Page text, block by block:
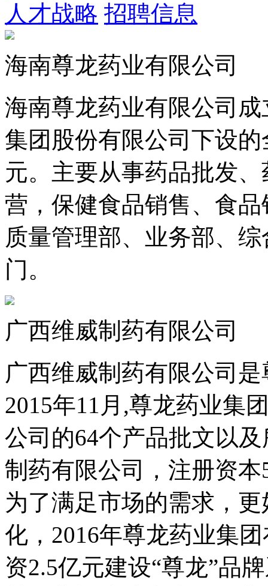
人才战略 招聘信息
海南尊龙药业有限公司
海南尊龙药业有限公司
集团股份有限公司下设
元。主要从事药品批发
营，保健食品销售、食
质量管理部、业务部、
门。
广西维威制药有限公司
广西维威制药有限公司
2015年11月,尊龙药业集
公司的64个产品批文以
制药有限公司，注册资本
为了满足市场的需求，
化，2016年尊龙药业集
资2.5亿元建设“尊龙”品